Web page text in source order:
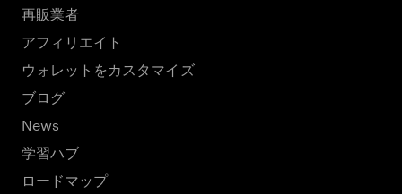
再販業者
アフィリエイト
ウォレットをカスタマイズ
ブログ
News
学習ハブ
ロードマップ